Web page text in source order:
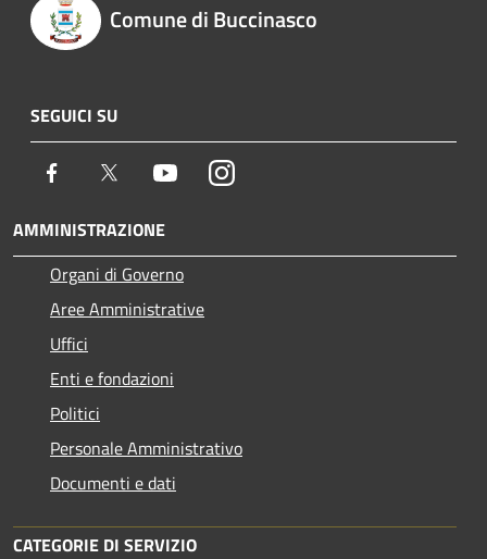
Comune di Buccinasco
SEGUICI SU
Facebook Twitter YoutubeInstagram
AMMINISTRAZIONE
Organi di Governo
Aree Amministrative
Uffici
Enti e fondazioni
Politici
Personale Amministrativo
Documenti e dati
CATEGORIE DI SERVIZIO